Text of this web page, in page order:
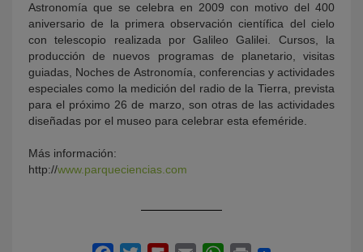
Astronomía que se celebra en 2009 con motivo del 400
aniversario de la primera observación científica del cielo
con telescopio realizada por Galileo Galilei. Cursos, la
producción de nuevos programas de planetario, visitas
guiadas, Noches de Astronomía, conferencias y actividades
especiales como la medición del radio de la Tierra, prevista
para el próximo 26 de marzo, son otras de las actividades
diseñadas por el museo para celebrar esta efeméride.
Más información:
http://www.parqueciencias.com